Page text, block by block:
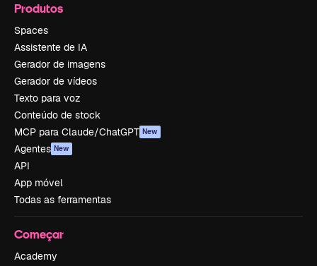
Produtos
Spaces
Assistente de IA
Gerador de imagens
Gerador de vídeos
Texto para voz
Conteúdo de stock
MCP para Claude/ChatGPT New
Agentes New
API
App móvel
Todas as ferramentas
Começar
Academy